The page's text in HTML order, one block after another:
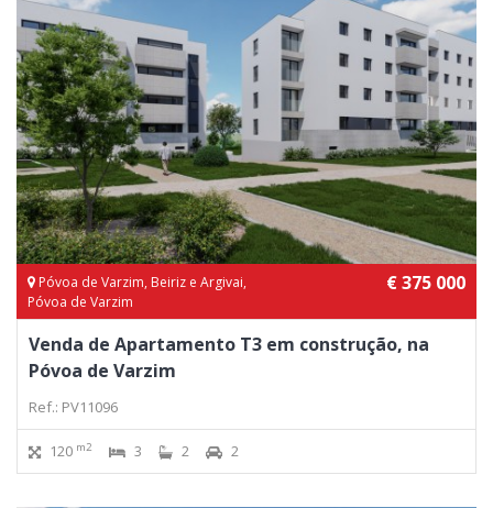
Póvoa de Varzim, Beiriz e Argivai,
Póvoa de Varzim
€ 375 000
Venda de Apartamento T3 em construção, na
Póvoa de Varzim
Ref.: PV11096
120 m2 3 2 2